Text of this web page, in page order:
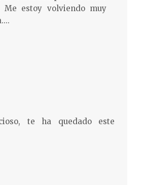
Me estoy volviendo muy
te ha quedado este